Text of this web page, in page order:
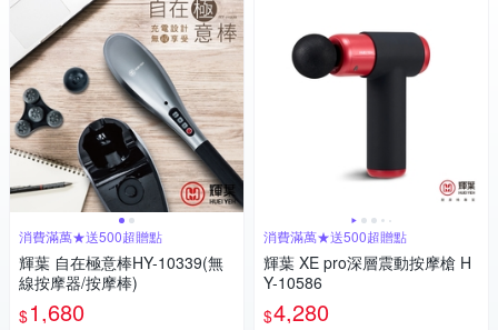
消費滿萬★送500超贈點
輝葉 自在極意棒HY-10339(無
線按摩器/按摩棒)
$1,680
消費滿萬★送500超贈點
輝葉 XE pro深層震動按摩槍 H
Y-10586
$4,280